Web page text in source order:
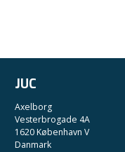
JUC
Axelborg
Vesterbrogade 4A
1620 København V
Danmark